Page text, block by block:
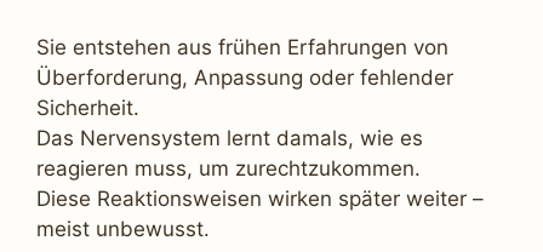
Sie entstehen aus frühen Erfahrungen von
Überforderung, Anpassung oder fehlender
Sicherheit.
Das Nervensystem lernt damals, wie es
reagieren muss, um zurechtzukommen.
Diese Reaktionsweisen wirken später weiter –
meist unbewusst.